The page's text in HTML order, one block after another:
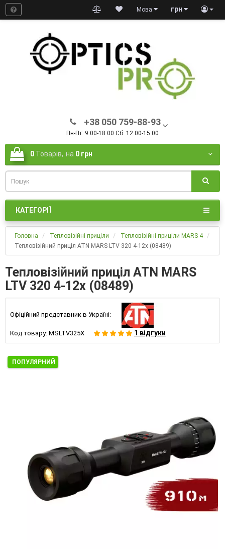
грн
Мова
+38 050 759-88-93
Пн-Пт: 9:00-18:00 Сб: 12:00-15:00
0 Товарів, на 0 грн
КАТЕГОРІЇ
Головна Тепловізійні приціли
Тепловізійні приціли MARS 4
Тепловізійний приціл ATN MARS LTV 320 4-12x (08489)
Тепловізійний приціл ATN MARS
LTV 320 4-12x (08489)
Офіційний представник в Україні:
Код товару: MSLTV325X 1 відгуки
ПОПУЛЯРНИЙ